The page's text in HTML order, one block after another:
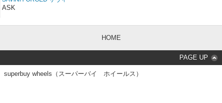
ーニ フォージド
ASK
HOME
PAGE UP
superbuy wheels（スーパーバイ ホイールス）